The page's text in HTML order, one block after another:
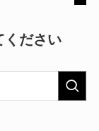
ください